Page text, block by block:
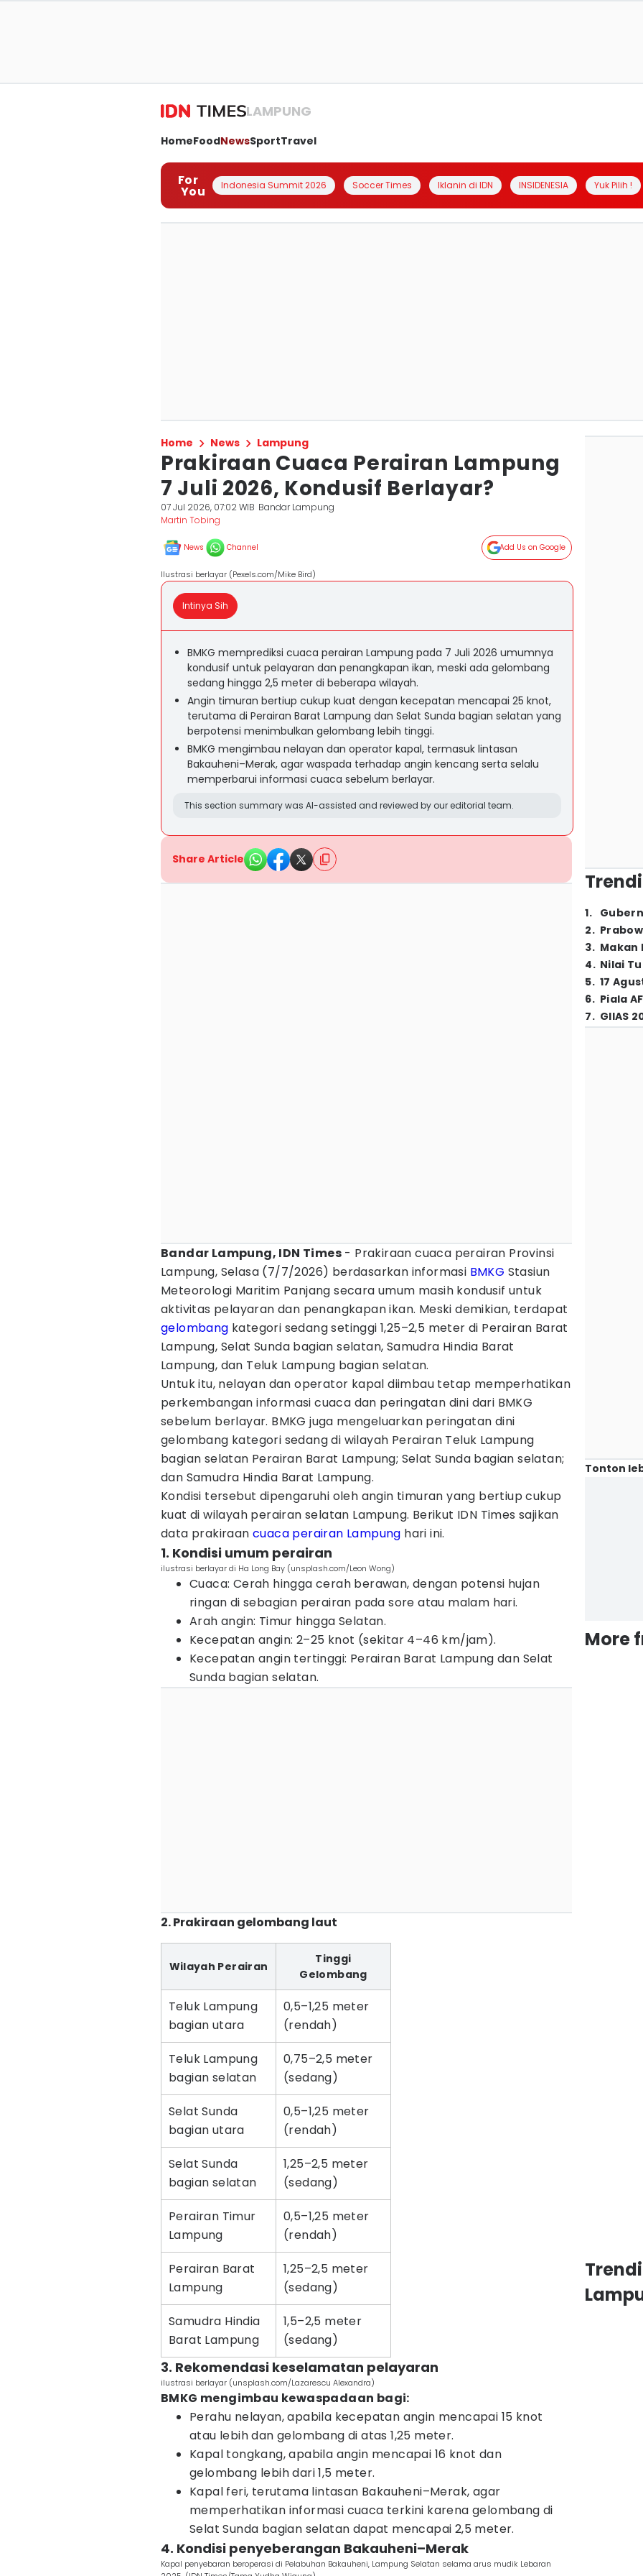
LAMPUNG
HomeFoodNewsSportTravel
For
You Indonesia Summit 2026 Soccer Times Iklanin di IDN INSIDENESIA Yuk Pilih !
Home News Lampung
Prakiraan Cuaca Perairan Lampung
7 Juli 2026, Kondusif Berlayar?
07 Jul 2026, 07:02 WIB Bandar Lampung
Martin Tobing
News Channel Add Us on Google
Ilustrasi berlayar (Pexels.com/Mike Bird)
Intinya Sih
BMKG memprediksi cuaca perairan Lampung pada 7 Juli 2026 umumnya
kondusif untuk pelayaran dan penangkapan ikan, meski ada gelombang
sedang hingga 2,5 meter di beberapa wilayah.
Angin timuran bertiup cukup kuat dengan kecepatan mencapai 25 knot,
terutama di Perairan Barat Lampung dan Selat Sunda bagian selatan yang
berpotensi menimbulkan gelombang lebih tinggi.
BMKG mengimbau nelayan dan operator kapal, termasuk lintasan
Bakauheni–Merak, agar waspada terhadap angin kencang serta selalu
memperbarui informasi cuaca sebelum berlayar.
This section summary was AI-assisted and reviewed by our editorial team.
Share Article
Bandar Lampung, IDN Times - Prakiraan cuaca perairan Provinsi
Lampung, Selasa (7/7/2026) berdasarkan informasi BMKG Stasiun
Meteorologi Maritim Panjang secara umum masih kondusif untuk
aktivitas pelayaran dan penangkapan ikan. Meski demikian, terdapat
gelombang kategori sedang setinggi 1,25–2,5 meter di Perairan Barat
Lampung, Selat Sunda bagian selatan, Samudra Hindia Barat
Lampung, dan Teluk Lampung bagian selatan.
Untuk itu, nelayan dan operator kapal diimbau tetap memperhatikan
perkembangan informasi cuaca dan peringatan dini dari BMKG
sebelum berlayar. BMKG juga mengeluarkan peringatan dini
gelombang kategori sedang di wilayah Perairan Teluk Lampung
bagian selatan Perairan Barat Lampung; Selat Sunda bagian selatan;
dan Samudra Hindia Barat Lampung.
Kondisi tersebut dipengaruhi oleh angin timuran yang bertiup cukup
kuat di wilayah perairan selatan Lampung. Berikut IDN Times sajikan
data prakiraancuaca perairan Lampung hari ini.
1. Kondisi umum perairan
ilustrasi berlayar di Ha Long Bay (unsplash.com/Leon Wong)
Cuaca: Cerah hingga cerah berawan, dengan potensi hujan
ringan di sebagian perairan pada sore atau malam hari.
Arah angin: Timur hingga Selatan.
Kecepatan angin: 2–25 knot (sekitar 4–46 km/jam).
Kecepatan angin tertinggi: Perairan Barat Lampung dan Selat
Sunda bagian selatan.
2. Prakiraan gelombang laut
Wilayah Perairan
Tinggi
Gelombang
Teluk Lampung
bagian utara
0,5–1,25 meter
(rendah)
Teluk Lampung
bagian selatan
0,75–2,5 meter
(sedang)
Selat Sunda
bagian utara
0,5–1,25 meter
(rendah)
Selat Sunda
bagian selatan
1,25–2,5 meter
(sedang)
Perairan Timur
Lampung
0,5–1,25 meter
(rendah)
Perairan Barat
Lampung
1,25–2,5 meter
(sedang)
Samudra Hindia
Barat Lampung
1,5–2,5 meter
(sedang)
3. Rekomendasi keselamatan pelayaran
ilustrasi berlayar (unsplash.com/Lazarescu Alexandra)
BMKG mengimbau kewaspadaan bagi:
Perahu nelayan, apabila kecepatan angin mencapai 15 knot
atau lebih dan gelombang di atas 1,25 meter.
Kapal tongkang, apabila angin mencapai 16 knot dan
gelombang lebih dari 1,5 meter.
Kapal feri, terutama lintasan Bakauheni–Merak, agar
memperhatikan informasi cuaca terkini karena gelombang di
Selat Sunda bagian selatan dapat mencapai 2,5 meter.
4. Kondisi penyeberangan Bakauheni–Merak
Kapal penyebaran beroperasi di Pelabuhan Bakauheni, Lampung Selatan selama arus mudik Lebaran
1.
2.
3. Makan
4. Nilai
5. 17
6. Piala
7. GIIAS
Tonton
More